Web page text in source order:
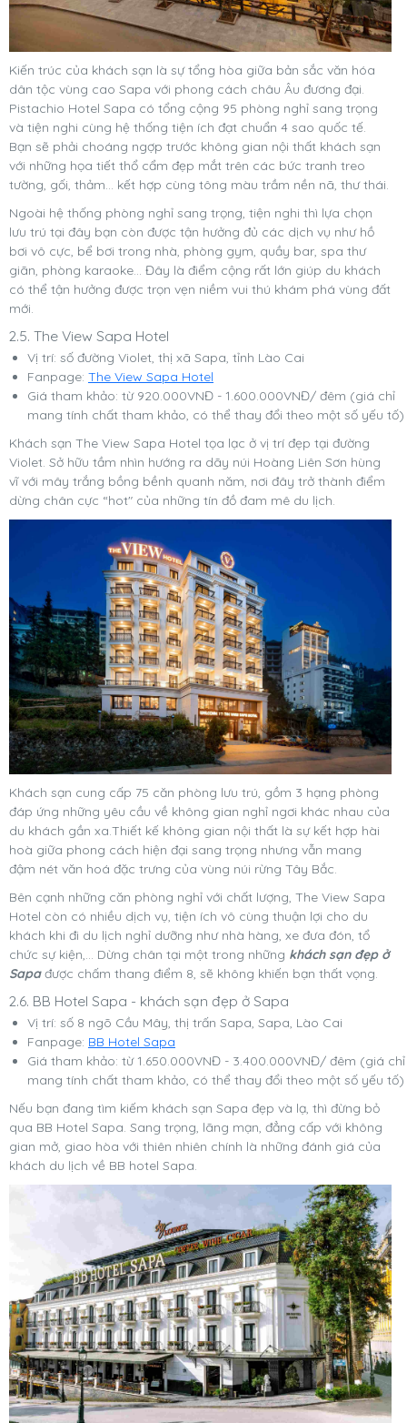
Kiến trúc của khách sạn là sự tổng hòa giữa bản sắc văn hóa
dân tộc vùng cao Sapa với phong cách châu Âu đương đại.
Pistachio Hotel Sapa có tổng cộng 95 phòng nghỉ sang trọng
và tiện nghi cùng hệ thống tiện ích đạt chuẩn 4 sao quốc tế.
Bạn sẽ phải choáng ngợp trước không gian nội thất khách sạn
với những họa tiết thổ cẩm đẹp mắt trên các bức tranh treo
tường, gối, thảm… kết hợp cùng tông màu trầm nền nã, thư thái.
Ngoài hệ thống phòng nghỉ sang trọng, tiện nghi thì lựa chọn
lưu trú tại đây bạn còn được tận hưởng đủ các dịch vụ như hồ
bơi vô cực, bể bơi trong nhà, phòng gym, quầy bar, spa thư
giãn, phòng karaoke… Đây là điểm cộng rất lớn giúp du khách
có thể tận hưởng được trọn vẹn niềm vui thú khám phá vùng đất
mới.
2.5. The View Sapa Hotel
Vị trí: số đường Violet, thị xã Sapa, tỉnh Lào Cai
Fanpage: The View Sapa Hotel
Giá tham khảo: từ 920.000VNĐ - 1.600.000VNĐ/ đêm (giá chỉ
mang tính chất tham khảo, có thể thay đổi theo một số yếu tố)
Khách sạn The View Sapa Hotel tọa lạc ở vị trí đẹp tại đường
Violet. Sở hữu tầm nhìn hướng ra dãy núi Hoàng Liên Sơn hùng
vĩ với mây trắng bồng bềnh quanh năm, nơi đây trở thành điểm
dừng chân cực “hot" của những tín đồ đam mê du lịch.
Khách sạn cung cấp 75 căn phòng lưu trú, gồm 3 hạng phòng
đáp ứng những yêu cầu về không gian nghỉ ngơi khác nhau của
du khách gần xa.Thiết kế không gian nội thất là sự kết hợp hài
hoà giữa phong cách hiện đại sang trọng nhưng vẫn mang
đậm nét văn hoá đặc trưng của vùng núi rừng Tây Bắc.
Bên cạnh những căn phòng nghỉ với chất lượng, The View Sapa
Hotel còn có nhiều dịch vụ, tiện ích vô cùng thuận lợi cho du
khách khi đi du lịch nghỉ dưỡng như nhà hàng, xe đưa đón, tổ
chức sự kiện,… Dừng chân tại một trong những khách sạn đẹp ở
Sapađược chấm thang điểm 8, sẽ không khiến bạn thất vọng.
2.6. BB Hotel Sapa - khách sạn đẹp ở Sapa
Vị trí: số 8 ngõ Cầu Mây, thị trấn Sapa, Sapa, Lào Cai
Fanpage: BB Hotel Sapa
Giá tham khảo: từ 1.650.000VNĐ - 3.400.000VNĐ/ đêm (giá chỉ
mang tính chất tham khảo, có thể thay đổi theo một số yếu tố)
Nếu bạn đang tìm kiếm khách sạn Sapa đẹp và lạ, thì đừng bỏ
qua BB Hotel Sapa. Sang trọng, lãng mạn, đẳng cấp với không
gian mở, giao hòa với thiên nhiên chính là những đánh giá của
khách du lịch về BB hotel Sapa.